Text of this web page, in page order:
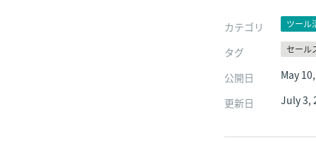
カテゴリ ツール
タグ セール
公開日
May
更新日
July 3,